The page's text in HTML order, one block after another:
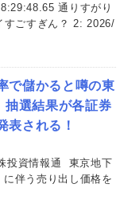
通りすがり
すごすぎん？ 2: 2026/
で儲かると噂の東
抽選結果が各証券
表される！
投資情報通 東京地下
伴う売り出し価格を